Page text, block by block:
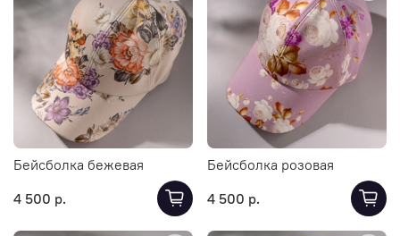
Бейсболка бежевая
4 500 р.
Бейсболка розовая
4 500 р.